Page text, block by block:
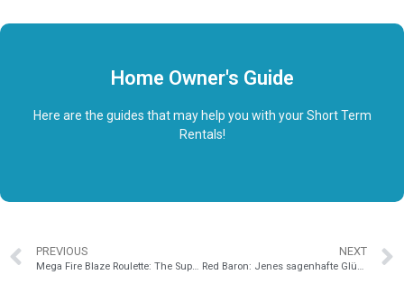
Home Owner's Guide
Here are the guides that may help you with your Short Term
Rentals!
PREVIOUS
Mega Fire Blaze Roulette: The Supreme Live Gambling Adventure featuring Bonus Mayhem
NEXT
Red Baron: Jenes sagenhafte Glücksspiel im Zentrum der Fachanalyse